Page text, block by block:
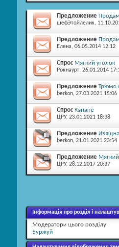
Предложение Продам
шефЭтоЯлелик,
Предложение
Елена, 06.05.2014 12:12
Спрос Мягкий уголок
Рокнаурт, 26.01.2014
Предложение Трюмо
berkon, 27.03.2021 15:06
Спрос Канапе
ЦРУ, 23.01.2021 18:38
Предложение
berkon, 21.01.2021 23:54
Предложение
ЦРУ, 28.12.2017 20:37
Інформація про розділ і
Модератори цього розділу
Буржуй